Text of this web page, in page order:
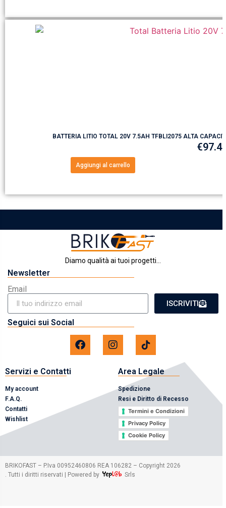
BATTERIA LITIO TOTAL 20V 7.5AH TFBLI2075 ALTA
€
Aggiungi al carrello
Diamo qualità ai tuoi progetti...
Newsletter
Email
ISCRIVITI
Seguici sui Social
Servizi e Contatti
My account
F.A.Q.
Contatti
Wishlist
Area Legale
Spedizione
Resi e Diritto di Recesso
Termini e Condizioni
Privacy Policy
Cookie Policy
BRIKOFAST – P.Iva 00952460806 REA 106282 – Copyright 2026
. Tutti i diritti riservati | Powered by
Srls